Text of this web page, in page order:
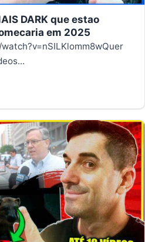
DARK que estao
em 2025